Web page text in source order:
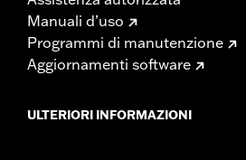
Manuali d’uso
Programmi di manutenzione
Aggiornamenti software
ULTERIORI INFORMAZIONI